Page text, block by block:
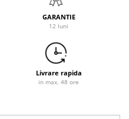
GARANTIE
12 luni
Livrare rapida
in max. 48 ore